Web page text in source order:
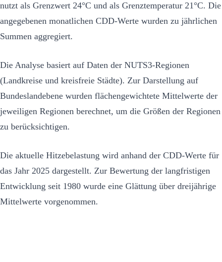
nutzt als Grenzwert 24°C und als Grenztemperatur 21°C. Die
angegebenen monatlichen CDD-Werte wurden zu jährlichen
Summen aggregiert.
Die Analyse basiert auf Daten der NUTS3-Regionen
(Landkreise und kreisfreie Städte). Zur Darstellung auf
Bundeslandebene wurden flächengewichtete Mittelwerte der
jeweiligen Regionen berechnet, um die Größen der Regionen
zu berücksichtigen.
Die aktuelle Hitzebelastung wird anhand der CDD-Werte für
das Jahr 2025 dargestellt. Zur Bewertung der langfristigen
Entwicklung seit 1980 wurde eine Glättung über dreijährige
Mittelwerte vorgenommen.